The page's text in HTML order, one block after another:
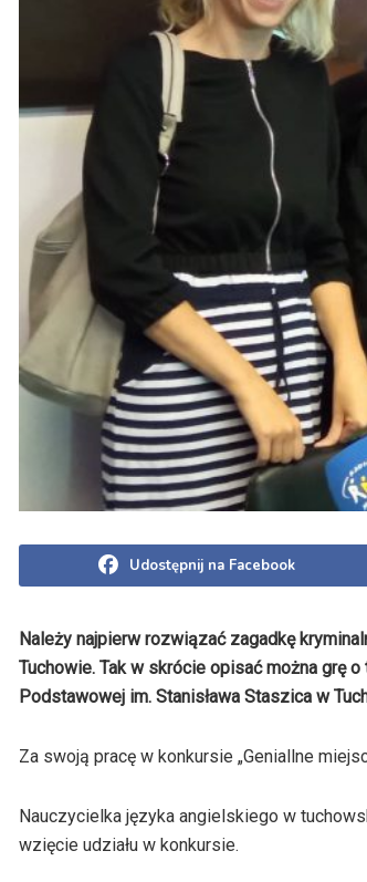
Udostępnij na Facebook
Należy najpierw rozwiązać zagadkę
Tuchowie. Tak w skrócie opisać można grę
Podstawowej im. Stanisława Staszica w
Za swoją pracę w konkursie „Geniallne
Nauczycielka języka angielskiego w
wzięcie udziału w konkursie.